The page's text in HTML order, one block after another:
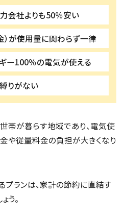
会社よりも50％安い
）が使用量に関わらず一律
ー100％の電気が使える
りがない
帯が暮らす地域であり、電気使
や従量料金の負担が大きくなり
ランは、家計の節約に直結す
う。